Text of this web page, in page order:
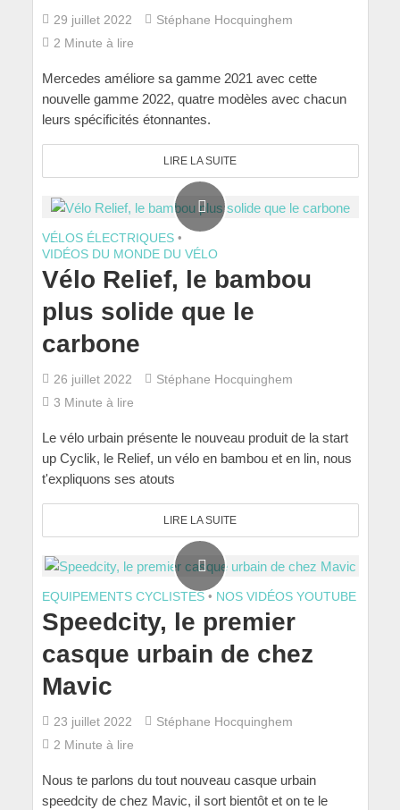
29 juillet 2022
Stéphane Hocquinghem
2 Minute à lire
Mercedes améliore sa gamme 2021 avec cette
nouvelle gamme 2022, quatre modèles avec chacun
leurs spécificités étonnantes.
LIRE LA SUITE
VÉLOS ÉLECTRIQUES •
VIDÉOS DU MONDE DU VÉLO
Vélo Relief, le bambou
plus solide que le
carbone
26 juillet 2022
Stéphane Hocquinghem
3 Minute à lire
Le vélo urbain présente le nouveau produit de la start
up Cyclik, le Relief, un vélo en bambou et en lin, nous
t'expliquons ses atouts
LIRE LA SUITE
EQUIPEMENTS CYCLISTES • NOS VIDÉOS YOUTUBE
Speedcity, le premier
casque urbain de chez
Mavic
23 juillet 2022
Stéphane Hocquinghem
2 Minute à lire
Nous te parlons du tout nouveau casque urbain
speedcity de chez Mavic, il sort bientôt et on te le